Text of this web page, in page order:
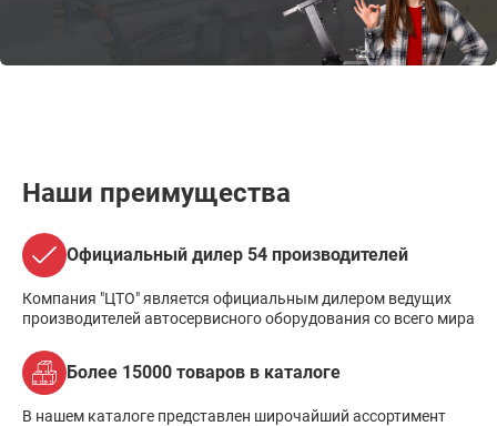
Наши преимущества
Официальный дилер 54 производителей
Компания "ЦТО" является официальным дилером ведущих
производителей автосервисного оборудования со всего мира
Более 15000 товаров в каталоге
В нашем каталоге представлен широчайший ассортимент